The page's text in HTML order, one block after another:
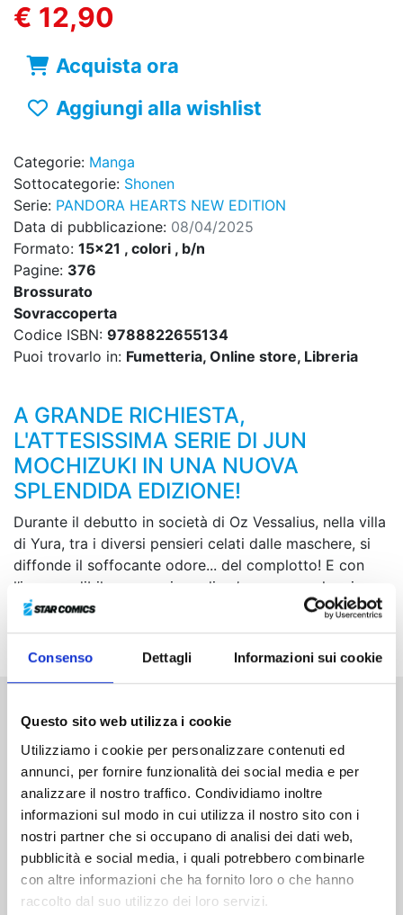
Consenso Dettagli Informazioni sui cookie
Questo sito web utilizza i cookie
Utilizziamo i cookie per personalizzare contenuti ed
annunci, per fornire funzionalità dei social media e per
analizzare il nostro traffico. Condividiamo inoltre
informazioni sul modo in cui utilizza il nostro sito con i
nostri partner che si occupano di analisi dei dati web,
pubblicità e social media, i quali potrebbero combinarle
con altre informazioni che ha fornito loro o che hanno
raccolto dal suo utilizzo dei loro servizi.
€ 12,90
Acquista ora
Aggiungi alla wishlist
Categorie: Manga
Sottocategorie: Shonen
Serie: PANDORA HEARTS NEW EDITION
Data di pubblicazione: 08/04/2025
Formato: 15x21 , colori , b/n
Pagine: 376
Brossurato
Sovraccoperta
Codice ISBN: 9788822655134
Puoi trovarlo in: Fumetteria, Online store, Libreria
A GRANDE RICHIESTA,
L'ATTESISSIMA SERIE DI JUN
MOCHIZUKI IN UNA NUOVA
SPLENDIDA EDIZIONE!
Durante il debutto in società di Oz Vessalius, nella villa
di Yura, tra i diversi pensieri celati dalle maschere, si
diffonde il soffocante odore... del complotto! E con
l’imprevedibile aggressione di un’oscura e malvagia
mano è cominciato un folle valzer, quasi fosse di
nuovo imminente la trage-dia...
Altri volumi della serie